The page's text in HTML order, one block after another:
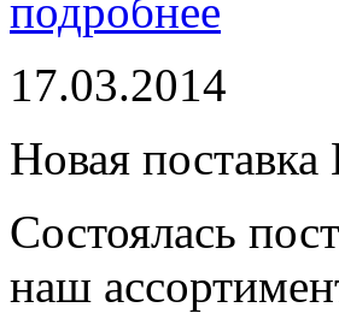
подробнее
17.03.2014
Новая
Состоялась
наш